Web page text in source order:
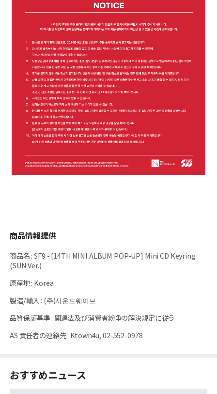
商品情報提供
商品名:SF9 - [14TH MINI ALBUM POP-UP] Mini CD Keyring
(SUN Ver.)
原産地: Korea
製造/輸入 : (주)사운드웨이브
品質保証基準: 関連法及び消費者紛争の解決規定に従う
AS 責任者の連絡先: Ktown4u, 02-552-0978
おすすめニュース